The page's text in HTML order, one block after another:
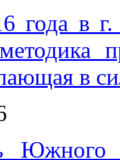
года в
в